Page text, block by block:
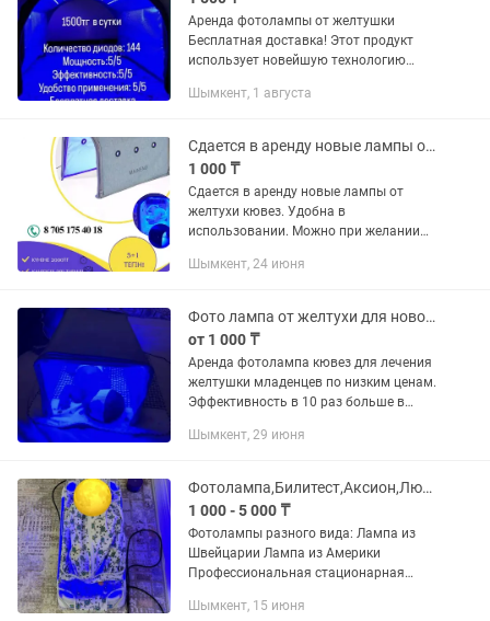
Аренда фотолампы от желтушки
Бесплатная доставка! Этот продукт
использует новейшую технологию
содержит излучения, яда,
точную...
Шымкент, 1 августа
Сдается в аренду новые лампы от желтухи кювез. Удобна в использовании.
1 000 ₸
Сдается в аренду новые лампы от
желтухи кювез. Удобна в
использовании. Можно при желании
регулируется. Есть специальная
удобно в...
Шымкент, 24 июня
Фото лампа от желтухи для новорожденных.
от 1 000 ₸
Аренда фотолампа кювез для лечения
желтушки младенцев по низким ценам.
Эффективность в 10 раз больше в
ламп на штативе так как в кювезе
Шымкент, 29 июня
Фотолампа,Билитест,Аксион,Люлька,Билитест через кожу, от желтухи лампа
1 000 - 5 000 ₸
Фотолампы разного вида: Лампа из
Швейцарии Лампа из Америки
Профессиональная стационарная
кроватка Аренда от 3тыс Билитест-
Шымкент, 15 июня